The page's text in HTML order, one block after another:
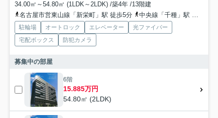
34.00㎡～54.80㎡ (1LDK～2LDK) /築4年 /13階建
名古屋市営東山線「新栄町」駅 徒歩5分
中央線「千種」駅 徒歩11分
駐輪場 オートロック エレベーター
光ファイバー
宅配ボックス
防犯カメラ
募集中の部屋
6階
15.885万円
54.80㎡ (2LDK)